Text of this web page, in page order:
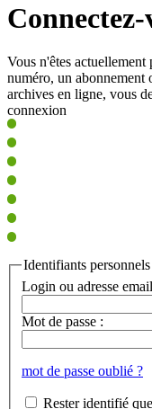
Connectez-
Vous n'êtes
numéro, un abonnement
archives en ligne, vous
connexion
Identifiants personnels
Login ou adresse
Mot de passe :
mot de passe oublié ?
Rester identifié